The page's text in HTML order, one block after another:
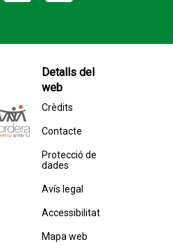
Detalls del
web
Crèdits
Contacte
Protecció de
dades
Avís legal
Accessibilitat
Mapa web